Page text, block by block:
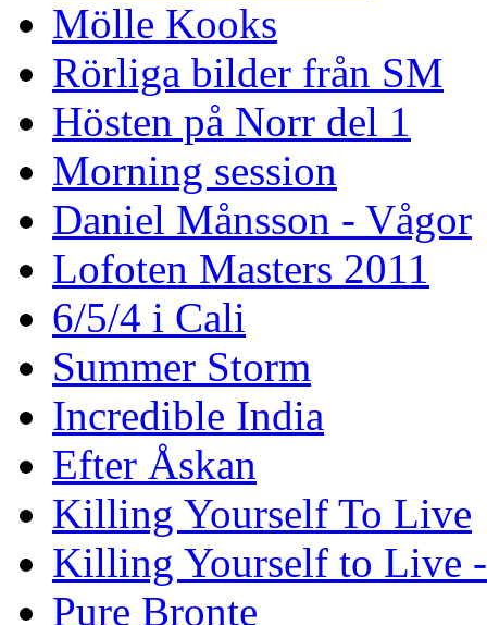
Mölle Kooks
Rörliga bilder från SM
Hösten på Norr del 1
Morning session
Daniel Månsson - Vågor
Lofoten Masters 2011
6/5/4 i Cali
Summer Storm
Incredible India
Efter Åskan
Killing Yourself To Live
Killing Yourself to Live -
Pure Bronte